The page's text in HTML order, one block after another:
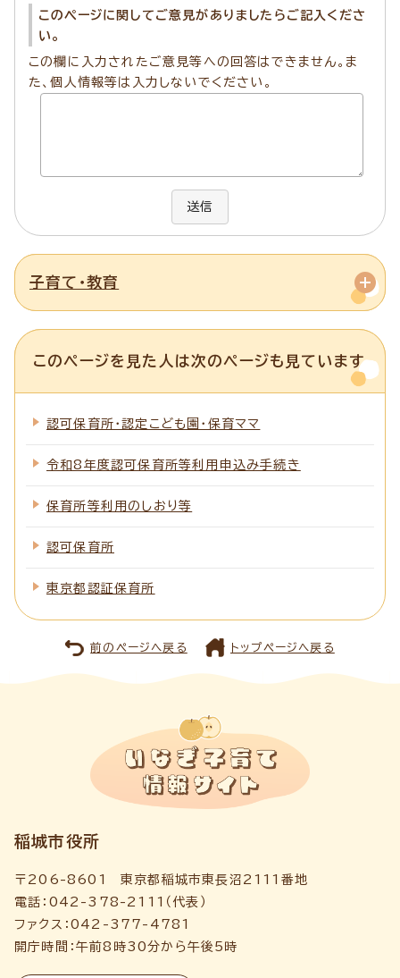
このページに関してご意見がありましたらご記入くださ
い。
この欄に入力されたご意見等への回答はできません。ま
た、個人情報等は入力しないでください。
送信
子育て・教育
このページを見た人は次のページも見ています
認可保育所・認定こども園・保育ママ
令和8年度認可保育所等利用申込み手続き
保育所等利用のしおり等
認可保育所
東京都認証保育所
前のページへ戻る トップページへ戻る
稲城市役所
〒206-8601 東京都稲城市東長沼2111番地
電話：042-378-2111（代表）
ファクス：042-377-4781
開庁時間：午前8時30分から午後5時